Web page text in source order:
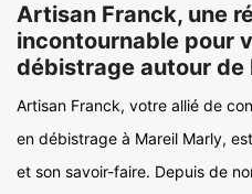
Artisan Franck, une
incontournable pour
débistrage autour de
Artisan Franck, votre allié de
en débistrage à Mareil Marly,
et son savoir-faire. Depuis de